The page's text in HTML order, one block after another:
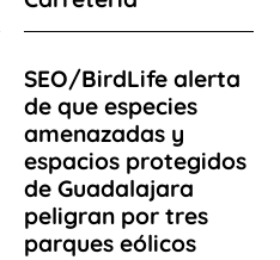
SEO/BirdLife alerta
de que especies
amenazadas y
espacios protegidos
de Guadalajara
peligran por tres
parques eólicos